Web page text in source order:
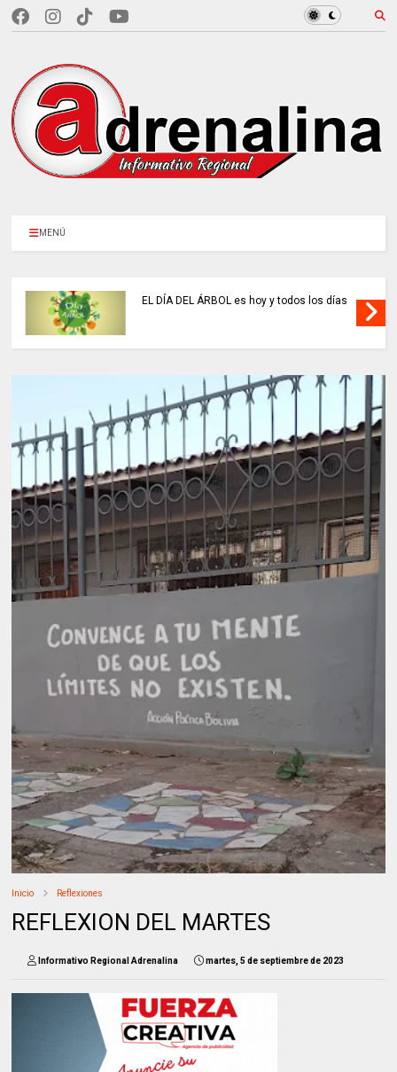
MENÚ
EL DÍA DEL ÁRBOL es hoy y todos los días
Inicio Reflexiones
REFLEXION DEL MARTES
Informativo Regional Adrenalina martes, 5 de septiembre de 2023